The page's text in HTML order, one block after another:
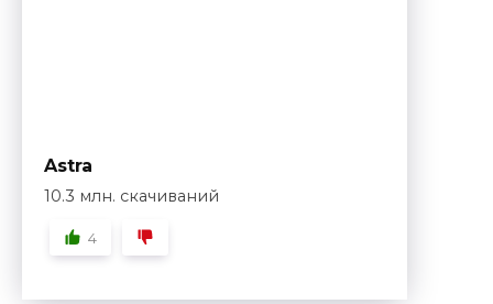
Astra
10.3 млн. скачиваний
4